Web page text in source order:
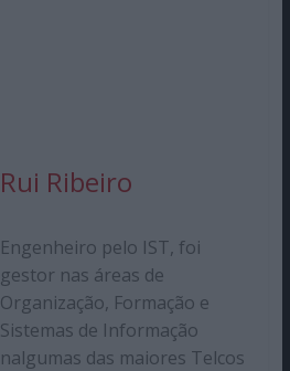
Rui Ribeiro
Engenheiro pelo IST, foi
gestor nas áreas de
Organização, Formação e
Sistemas de Informação
nalgumas das maiores Telcos